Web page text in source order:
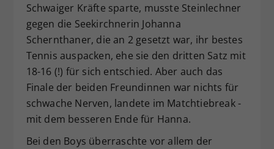
Schwaiger Kräfte sparte, musste Steinlechner
gegen die Seekirchnerin Johanna
Schernthaner, die an 2 gesetzt war, ihr bestes
Tennis auspacken, ehe sie den dritten Satz mit
18-16 (!) für sich entschied. Aber auch das
Finale der beiden Freundinnen war nichts für
schwache Nerven, landete im Matchtiebreak -
mit dem besseren Ende für Hanna.
Bei den Boys überraschte vor allem der